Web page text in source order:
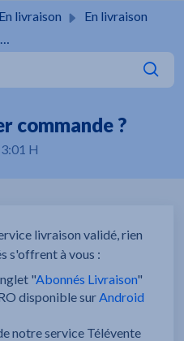
En livraison
En livraison
commande ?
H
livraison validé, rien
s'offrent à vous :
"Abonnés Livraison"
disponible surAndroid
notre service Télévente